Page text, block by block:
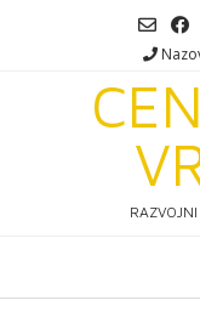
RAZVOJNI